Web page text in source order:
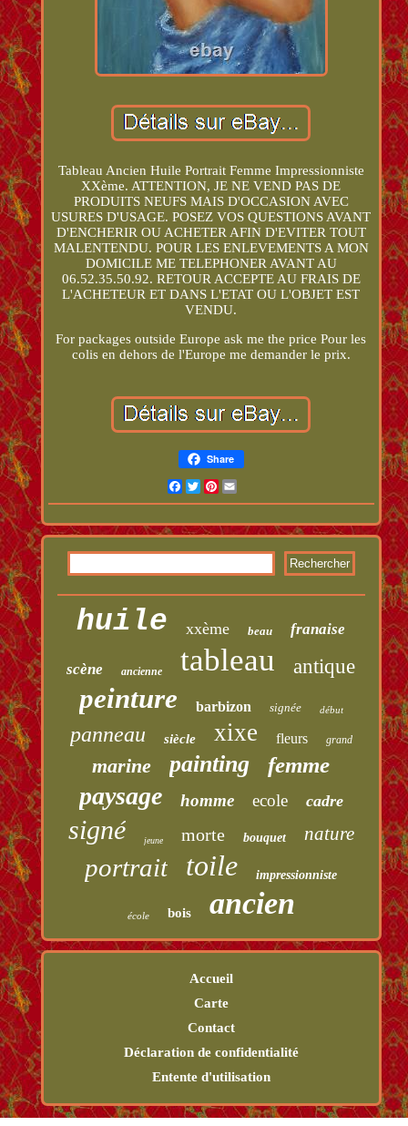
Tableau Ancien Huile Portrait Femme Impressionniste
XXème. ATTENTION, JE NE VEND PAS DE
PRODUITS NEUFS MAIS D'OCCASION AVEC
USURES D'USAGE. POSEZ VOS QUESTIONS AVANT
D'ENCHERIR OU ACHETER AFIN D'EVITER TOUT
MALENTENDU. POUR LES ENLEVEMENTS A MON
DOMICILE ME TELEPHONER AVANT AU
06.52.35.50.92. RETOUR ACCEPTE AU FRAIS DE
L'ACHETEUR ET DANS L'ETAT OU L'OBJET EST
VENDU.
For packages outside Europe ask me the price Pour les
colis en dehors de l'Europe me demander le prix.
Share
Facebook
TwitterPinterest
huile xxème beau franaise
scène ancienne tableau antique
peinture barbizon signée début
panneau siècle xixe fleurs grand
marine painting femme
paysage homme ecole cadre
signé jeune morte bouquet nature
portrait toile impressionniste
école bois ancien
Accueil
Carte
Contact
Déclaration de confidentialité
Entente d'utilisation